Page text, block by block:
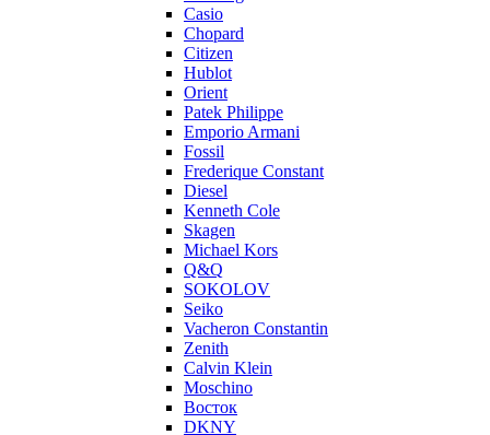
Casio
Chopard
Citizen
Hublot
Orient
Patek Philippe
Emporio Armani
Fossil
Frederique Constant
Diesel
Kenneth Cole
Skagen
Michael Kors
Q&Q
SOKOLOV
Seiko
Vacheron Constantin
Zenith
Calvin Klein
Moschino
Восток
DKNY